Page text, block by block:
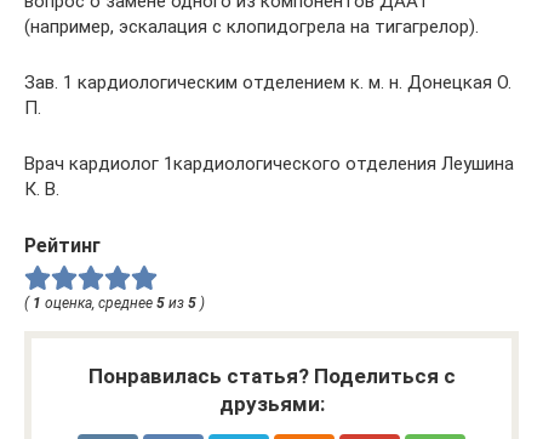
(например, эскалация с клопидогрела на тигагрелор).
Зав. 1 кардиологическим отделением к. м. н. Донецкая О.
П.
Врач кардиолог 1кардиологического отделения Леушина
К. В.
Рейтинг
( 1 оценка, среднее 5 из 5 )
Понравилась статья? Поделиться с
друзьями: